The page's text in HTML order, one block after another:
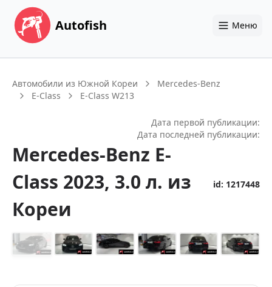
Autofish Меню
Автомобили из Южной Кореи
Mercedes-Benz
E-Class
E-Class W213
Дата первой публикации:
Дата последней публикации:
Mercedes-Benz E-
Class 2023, 3.0 л. из
Кореи
id: 1217448